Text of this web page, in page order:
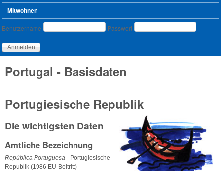
Mitwohnen
Benutzeranmeldung
Benutzername Passwort
Portugal - Basisdaten
Portugiesische Republik
Die wichtigsten Daten
Amtliche Bezeichnung
República Portuguesa - Portugiesische
Republik (1986 EU-Beitritt)